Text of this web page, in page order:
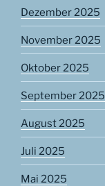
Dezember 2025
November 2025
Oktober 2025
September 2025
August 2025
Juli 2025
Mai 2025